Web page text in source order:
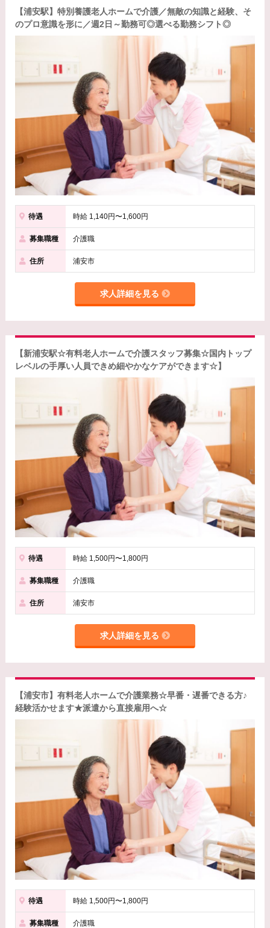
【浦安駅】特別養護老人ホームで介護／無敵の知識と経験、そ
のプロ意識を形に／週2日～勤務可◎選べる勤務シフト◎
待遇 時給 1,140円〜1,600円
募集職種 介護職
住所 浦安市
求人詳細を見る
【新浦安駅☆有料老人ホームで介護スタッフ募集☆国内トップ
レベルの手厚い人員できめ細やかなケアができます☆】
待遇 時給 1,500円〜1,800円
募集職種 介護職
住所 浦安市
求人詳細を見る
【浦安市】有料老人ホームで介護業務☆早番・遅番できる方♪
経験活かせます★派遣から直接雇用へ☆
待遇 時給 1,500円〜1,800円
募集職種 介護職